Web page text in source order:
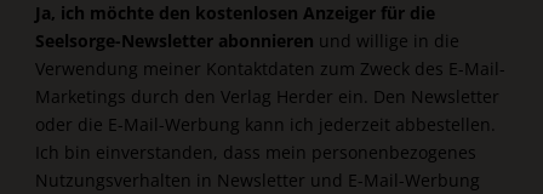
Ja, ich möchte den kostenlosen Anzeiger für die
Seelsorge-Newsletter abonnieren und willige in die
Verwendung meiner Kontaktdaten zum Zweck des E-Mail-
Marketings durch den Verlag Herder ein. Den Newsletter
oder die E-Mail-Werbung kann ich jederzeit abbestellen.
Ich bin einverstanden, dass mein personenbezogenes
Nutzungsverhalten in Newsletter und E-Mail-Werbung